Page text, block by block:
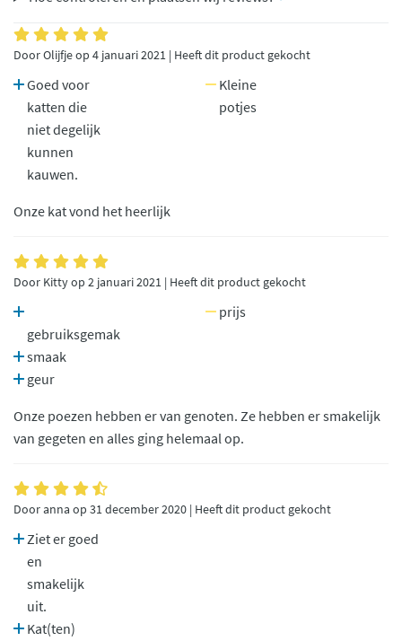
Door Olijfje op 4 januari 2021 | Heeft dit product gekocht
Goed voor
katten die
niet degelijk
kunnen
kauwen.
Kleine
potjes
Onze kat vond het heerlijk
Door Kitty op 2 januari 2021 | Heeft dit product gekocht
gebruiksgemak
smaak
geur
prijs
Onze poezen hebben er van genoten. Ze hebben er smakelijk
van gegeten en alles ging helemaal op.
Door anna op 31 december 2020 | Heeft dit product gekocht
Ziet er goed
en
smakelijk
uit.
Kat(ten)